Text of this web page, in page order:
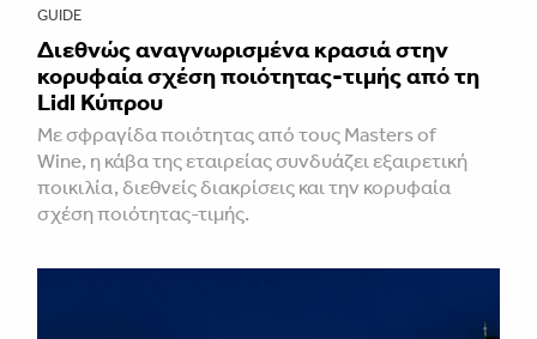
GUIDE
Διεθνώς αναγνωρισμένα κρασιά στην
κορυφαία σχέση ποιότητας-τιμής από τη
Lidl Κύπρου
Με σφραγίδα ποιότητας από τους Masters of
Wine, η κάβα της εταιρείας συνδυάζει εξαιρετική
ποικιλία, διεθνείς διακρίσεις και την κορυφαία
σχέση ποιότητας-τιμής.